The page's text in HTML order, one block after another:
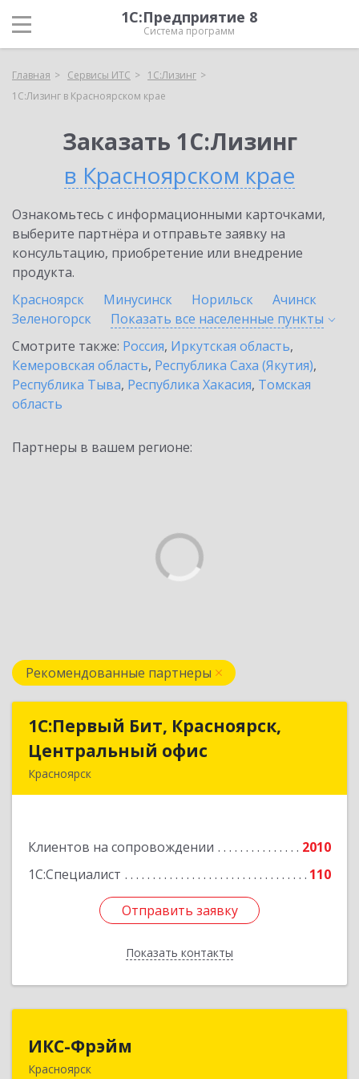
1С:Предприятие 8
Система программ
Главная Сервисы ИТС
1С:Лизинг
1С:Лизинг в Красноярском крае
Заказать 1С:Лизинг
в Красноярском крае
Ознакомьтесь с информационными карточками,
выберите партнёра и отправьте заявку на
консультацию, приобретение или внедрение
продукта.
Красноярск
Минусинск Норильск
Ачинск
Зеленогорск
Показать все населенные пункты
Смотрите также: Россия, Иркутская область,
Кемеровская область, Республика Саха (Якутия),
Республика Тыва, Республика Хакасия, Томская
область
Партнеры в вашем регионе:
Рекомендованные партнеры
1С:Первый Бит, Красноярск,
Центральный офис
Красноярск
Клиентов на сопровождении
2010
1С:Специалист
110
Отправить заявку
Показать контакты
1С:Первый Бит, Красноярск,
Центральный офис
Подробнее
Отправить заявку
Назад
ИКС-Фрэйм
Красноярск660077, Красноярский край, Красноярск г,